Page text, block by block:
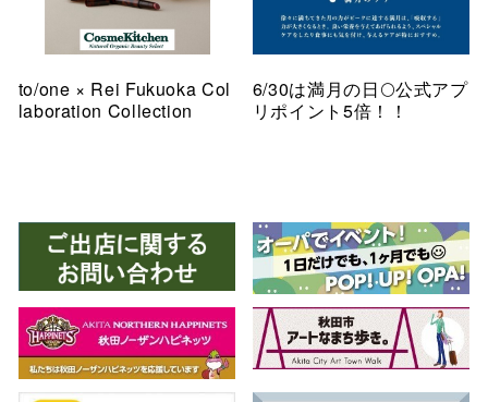
to/one × Rei Fukuoka Col
laboration Collection
6/30は満月の日🌕公式アプ
リポイント5倍！！